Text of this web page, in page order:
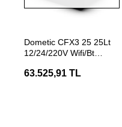
Dometic CFX3 25 25Lt
12/24/220V Wifi/Bt
Soğutucu
63.525,91 TL